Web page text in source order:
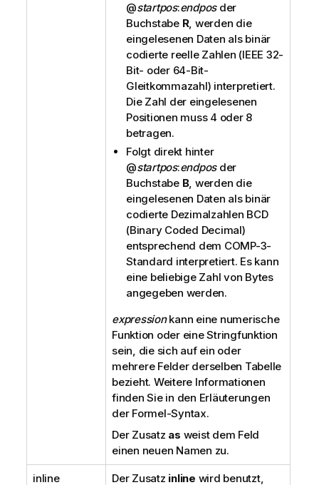
@startpos:endposder
Buchstabe R, werden die
eingelesenen Daten als binär
codierte reelle Zahlen (IEEE 32-
Bit- oder 64-Bit-
Gleitkommazahl) interpretiert.
Die Zahl der eingelesenen
Positionen muss 4 oder 8
betragen.
Folgt direkt hinter
@startpos:endposder
Buchstabe B, werden die
eingelesenen Daten als binär
codierte Dezimalzahlen BCD
(Binary Coded Decimal)
entsprechend dem COMP-3-
Standard interpretiert. Es kann
eine beliebige Zahl von Bytes
angegeben werden.
expressionkann eine numerische
Funktion oder eine Stringfunktion
sein, die sich auf ein oder
mehrere Felder derselben Tabelle
bezieht. Weitere Informationen
finden Sie in den Erläuterungen
der Formel-Syntax.
Der Zusatz as weist dem Feld
einen neuen Namen zu.
inline Der Zusatz inline wird benutzt,